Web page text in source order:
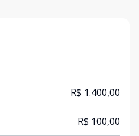
R$ 1.400,00
R$ 100,00